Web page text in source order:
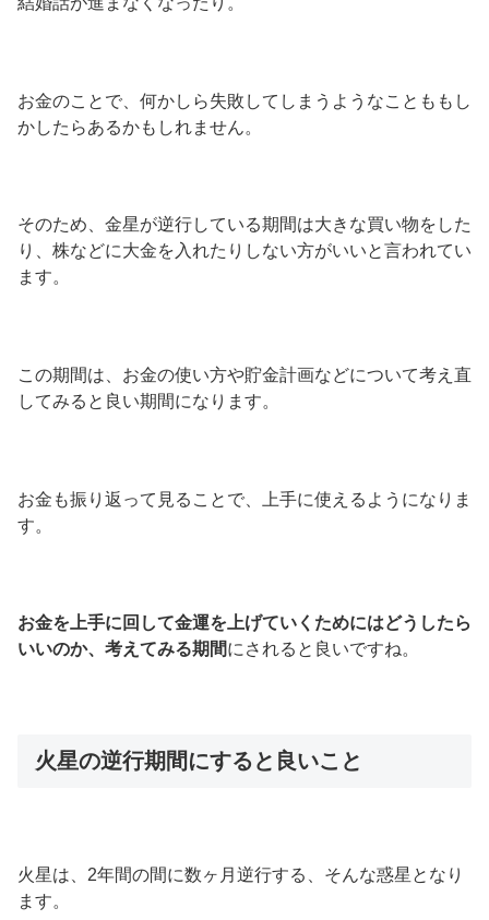
お金のことで、何かしら失敗してしまうようなことももし
かしたらあるかもしれません。
そのため、金星が逆行している期間は大きな買い物をした
り、株などに大金を入れたりしない方がいいと言われてい
ます。
この期間は、お金の使い方や貯金計画などについて考え直
してみると良い期間になります。
お金も振り返って見ることで、上手に使えるようになりま
す。
お金を上手に回して金運を上げていくためにはどうしたら
いいのか、考えてみる期間にされると良いですね。
火星の逆行期間にすると良いこと
火星は、2年間の間に数ヶ月逆行する、そんな惑星となり
ます。